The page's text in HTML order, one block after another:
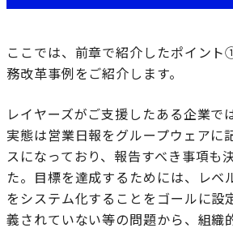
ここでは、前章で紹介したポイン
務改革事例をご紹介します。
レイヤーズがご支援したある企業
実態は営業日報をグループウェアに
スになっており、報告すべき事項も
た。目標を達成するためには、レ
をシステム化することをゴールに
義されていない等の問題から、組